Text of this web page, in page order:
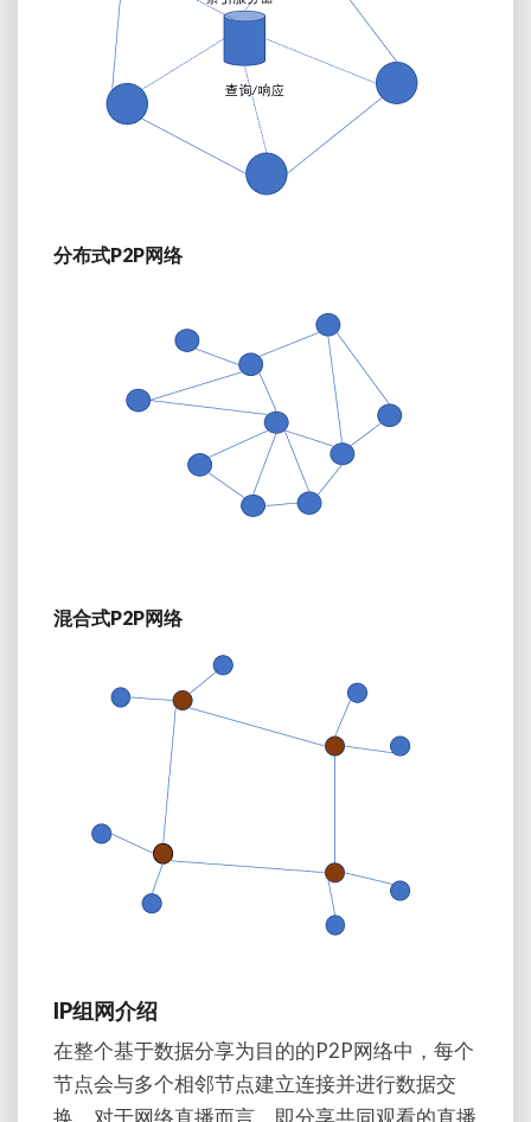
分布式P2P网络
混合式P2P网络
IP组网介绍
在整个基于数据分享为目的的P2P网络中，每个
节点会与多个相邻节点建立连接并进行数据交
换，对于网络直播而言，即分享共同观看的直播